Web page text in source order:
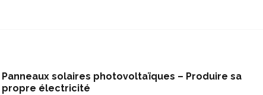
Panneaux solaires photovoltaïques – Produire sa
propre électricité